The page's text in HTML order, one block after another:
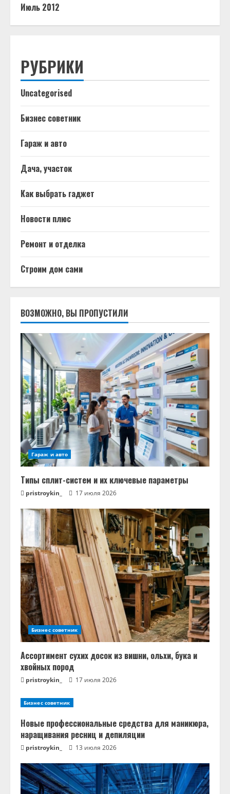
Июль 2012
РУБРИКИ
Uncategorised
Бизнес советник
Гараж и авто
Дача, участок
Как выбрать гаджет
Новости плюс
Ремонт и отделка
Строим дом сами
ВОЗМОЖНО, ВЫ ПРОПУСТИЛИ
Гараж и авто
Типы сплит-систем и их ключевые параметры
pristroykin_ 17 июля 2026
Бизнес советник
Ассортимент сухих досок из вишни, ольхи, бука и
хвойных пород
pristroykin_ 17 июля 2026
Бизнес советник
Новые профессиональные средства для маникюра,
наращивания ресниц и депиляции
pristroykin_ 13 июля 2026